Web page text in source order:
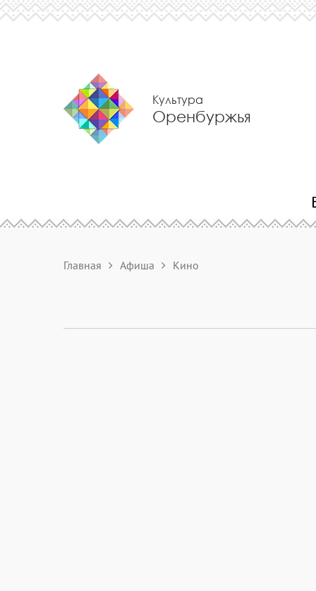
Культура
Оренбуржья
Главная Афиша Кино